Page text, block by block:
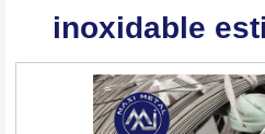
inoxidable